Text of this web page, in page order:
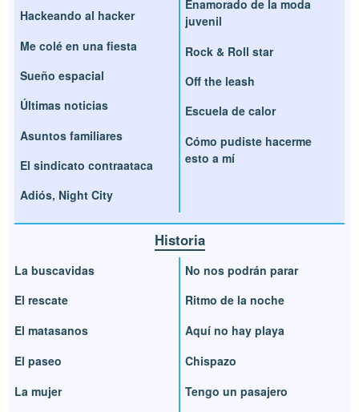
Hackeando al hacker
Me colé en una fiesta
Sueño espacial
Últimas noticias
Asuntos familiares
El sindicato contraataca
Adiós, Night City
Enamorado de la moda
juvenil
Rock & Roll star
Off the leash
Escuela de calor
Cómo pudiste hacerme
esto a mí
Historia
La buscavidas
El rescate
El matasanos
El paseo
La mujer
No nos podrán parar
Ritmo de la noche
Aquí no hay playa
Chispazo
Tengo un pasajero